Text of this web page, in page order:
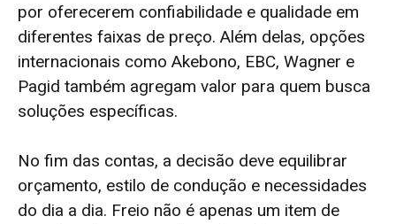
por oferecerem confiabilidade e qualidade em
diferentes faixas de preço. Além delas, opções
internacionais como Akebono, EBC, Wagner e
Pagid também agregam valor para quem busca
soluções específicas.
No fim das contas, a decisão deve equilibrar
orçamento, estilo de condução e necessidades
do dia a dia. Freio não é apenas um item de